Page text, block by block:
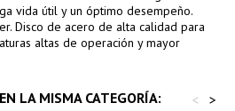
vida útil y un óptimo desempeño.
Disco de acero de alta calidad para
altas de operación y mayor
LA MISMA CATEGORÍA: >
<